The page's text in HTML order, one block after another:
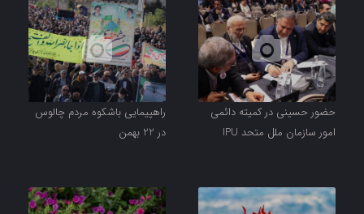
حضور حسینی در کمیته دائمی
امور سازمان ملل متحد IPU
راهپیمایی باشکوه مردم چالوس
در 22 بهمن